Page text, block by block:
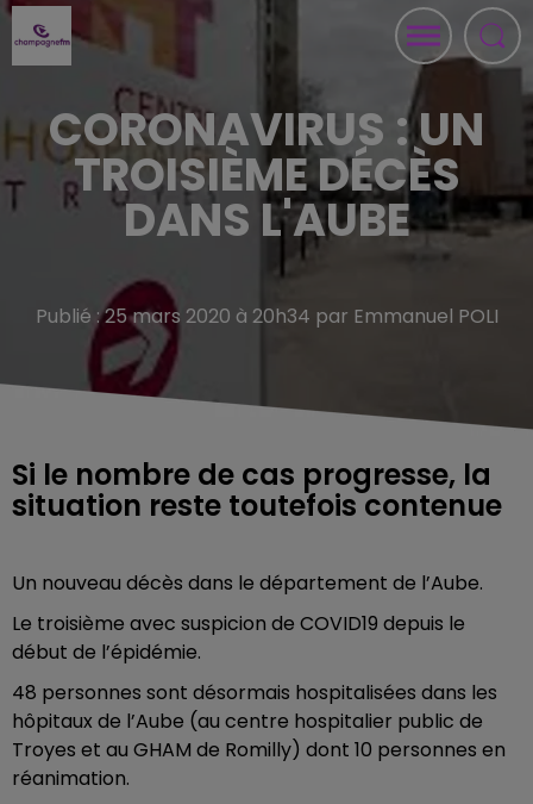
CORONAVIRUS : UN
TROISIÈME DÉCÈS
DANS L'AUBE
Publié : 25 mars 2020 à 20h34 par Emmanuel POLI
Si le nombre de cas progresse, la
situation reste toutefois contenue
Un nouveau décès dans le département de l’Aube.
Le troisième avec suspicion de COVID19 depuis le
début de l’épidémie.
48 personnes sont désormais hospitalisées dans les
hôpitaux de l’Aube (au centre hospitalier public de
Troyes et au GHAM de Romilly) dont 10 personnes en
réanimation.